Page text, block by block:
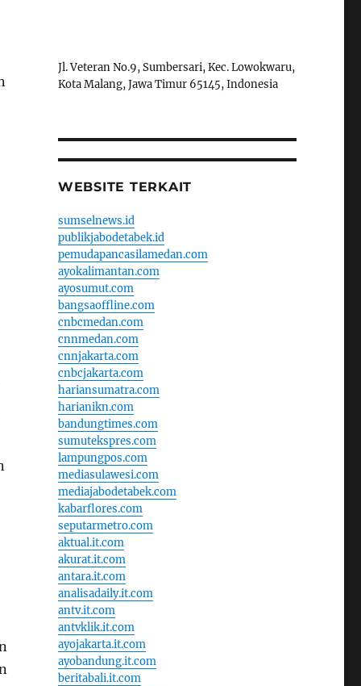
Jl. Veteran No.9, Sumbersari, Kec. Lowokwaru,
Kota Malang, Jawa Timur 65145, Indonesia
WEBSITE TERKAIT
sumselnews.id
publikjabodetabek.id
pemudapancasilamedan.com
ayokalimantan.com
ayosumut.com
bangsaoffline.com
cnbcmedan.com
cnnmedan.com
cnnjakarta.com
cnbcjakarta.com
hariansumatra.com
harianikn.com
bandungtimes.com
sumutekspres.com
lampungpos.com
mediasulawesi.com
mediajabodetabek.com
kabarflores.com
seputarmetro.com
aktual.it.com
akurat.it.com
antara.it.com
analisadaily.it.com
antv.it.com
antvklik.it.com
ayojakarta.it.com
ayobandung.it.com
beritabali.it.com